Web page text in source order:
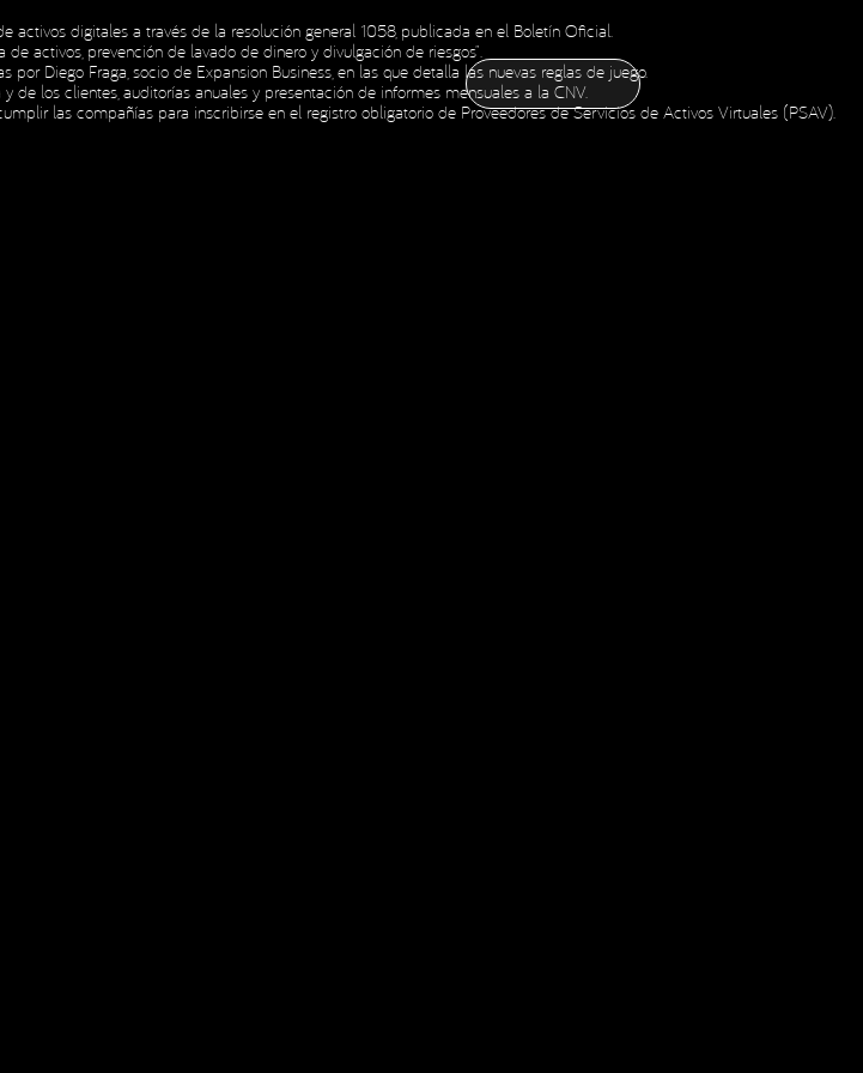
INICIO
INICIO
NOSOTROS
NOSOTROS
HOLDING
HOLDING
NOTICIAS
NOTICIAS
CONTÁCTANOS
ESPAÑOL
digitales a través de la resolución general 1058, publicada en el Boletín Oficial.
activos, prevención de lavado de dinero y divulgación de riesgos”.
Diego Fraga, socio de Expansion Business, en las que detalla las nuevas reglas de juego.
los clientes, auditorías anuales y presentación de informes mensuales a la CNV.
las compañías para inscribirse en el registro obligatorio de Proveedores de Servicios de Activos Virtuales (PSAV).
Social Media